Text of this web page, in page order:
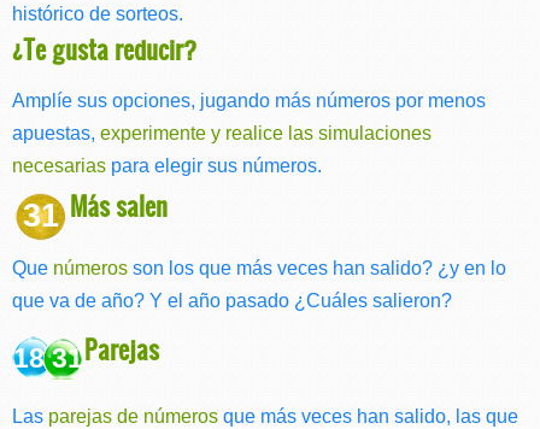
histórico de sorteos.
¿Te gusta reducir?
Amplíe sus opciones, jugando más números por menos
apuestas, experimente y realice las simulaciones
necesarias para elegir sus números.
31 Más salen
Que números son los que más veces han salido? ¿y en lo
que va de año? Y el año pasado ¿Cuáles salieron?
18 31Parejas
Las parejas de números que más veces han salido, las que